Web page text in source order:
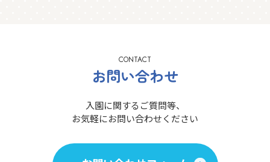
CONTACT
お問い合わせ
入園に関するご質問等、
お気軽にお問い合わせください